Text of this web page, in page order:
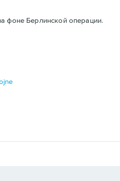
фоне Берлинской операции.